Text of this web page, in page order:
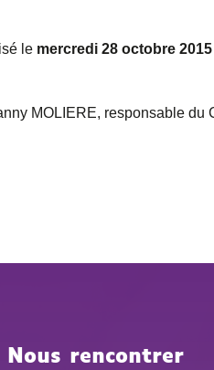
le mercredi 28 octobre 2015
MOLIERE, responsable du
Nous rencontrer